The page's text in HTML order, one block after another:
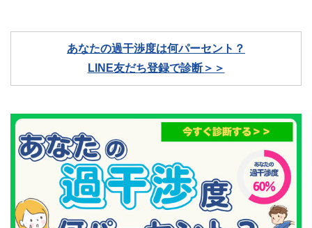
あなたの過干渉度は何パーセント？
LINE友だち登録で診断＞＞